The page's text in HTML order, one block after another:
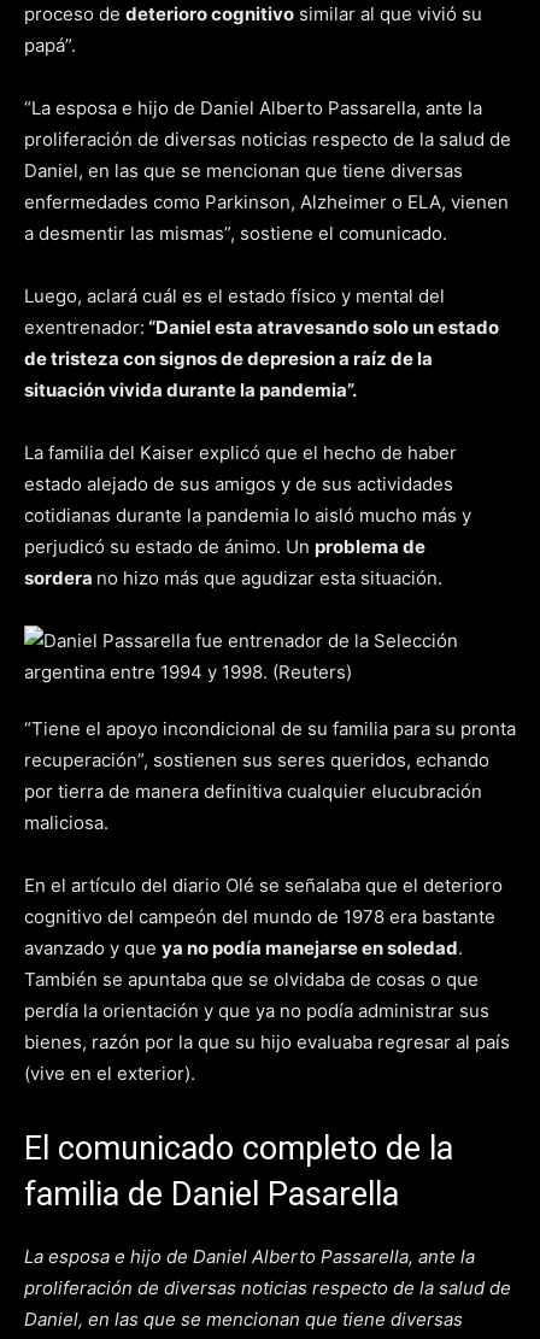
proceso de deterioro cognitivo similar al que vivió su
papá”.
“La esposa e hijo de Daniel Alberto Passarella, ante la
proliferación de diversas noticias respecto de la salud de
Daniel, en las que se mencionan que tiene diversas
enfermedades como Parkinson, Alzheimer o ELA, vienen
a desmentir las mismas”, sostiene el comunicado.
Luego, aclará cuál es el estado físico y mental del
exentrenador: “Daniel esta atravesando solo un estado
de tristeza con signos de depresion a raíz de la
situación vivida durante la pandemia”.
La familia del Kaiser explicó que el hecho de haber
estado alejado de sus amigos y de sus actividades
cotidianas durante la pandemia lo aisló mucho más y
perjudicó su estado de ánimo. Un problema de
sordera no hizo más que agudizar esta situación.
“Tiene el apoyo incondicional de su familia para su pronta
recuperación”, sostienen sus seres queridos, echando
por tierra de manera definitiva cualquier elucubración
maliciosa.
En el artículo del diario Olé se señalaba que el deterioro
cognitivo del campeón del mundo de 1978 era bastante
avanzado y que ya no podía manejarse en soledad.
También se apuntaba que se olvidaba de cosas o que
perdía la orientación y que ya no podía administrar sus
bienes, razón por la que su hijo evaluaba regresar al país
(vive en el exterior).
El comunicado completo de la
familia de Daniel Pasarella
La esposa e hijo de Daniel Alberto Passarella, ante la
proliferación de diversas noticias respecto de la salud de
Daniel, en las que se mencionan que tiene diversas